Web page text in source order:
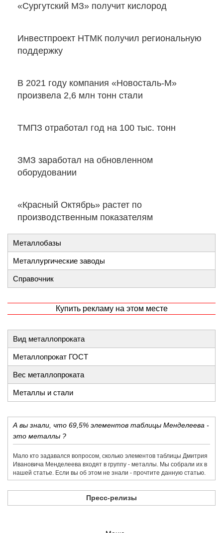
«Сургутский МЗ» получит кислород
Инвестпроект НТМК получил региональную
поддержку
В 2021 году компания «Новосталь-М»
произвела 2,6 млн тонн стали
ТМПЗ отработал год на 100 тыс. тонн
ЗМЗ заработал на обновленном
оборудовании
«Красный Октябрь» растет по
производственным показателям
Металлобазы
Металлургические заводы
Справочник
Купить рекламу на этом месте
Вид металлопроката
Металлопрокат ГОСТ
Вес металлопроката
Металлы и стали
А вы знали, что 69,5% элементов таблицы Менделеева -
это металлы ?
Мало кто задавался вопросом, сколько элементов таблицы Дмитрия
Ивановича Менделеева входят в группу - металлы. Мы собрали их в
нашей статье. Если вы об этом не знали - прочтите данную статью.
Пресс-релизы